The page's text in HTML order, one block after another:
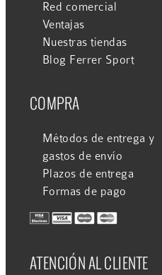
Red comercial
Ventajas
Nuestras tiendas
Blog Ferrer Sport
COMPRA
Métodos de entrega y
gastos de envío
Plazos de entrega
Formas de pago
ATENCIÓN AL CLIENTE